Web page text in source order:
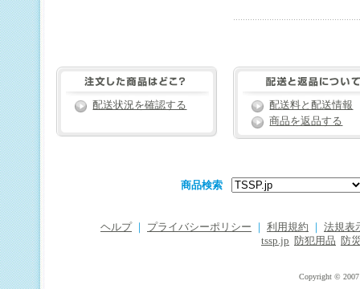
配送状況を確認する
配送料と配送情報
商品を返品する
商品検索
ヘルプ プライバシーポリシー 利用規約
法規表
tssp.jp
防犯用品 防
Copyright © 2007